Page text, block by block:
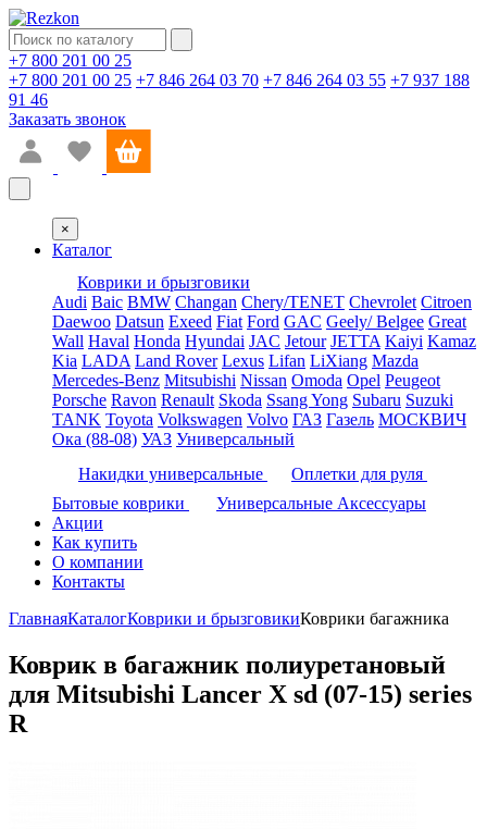
+7 800 201 00 25
+7 800 201 00 25 +7 846 264 03 70 +7 846 264 03 55 +7 937 188
91 46
Заказать звонок
×
Каталог
Коврики и брызговики
Audi Baic BMW Changan Chery/TENET Chevrolet Citroen
Daewoo Datsun Exeed Fiat Ford GAC Geely/ Belgee Great
Wall Haval Honda Hyundai JAC Jetour JETTA Kaiyi Kamaz
Kia LADA Land Rover Lexus Lifan LiXiang Mazda
Mercedes-Benz Mitsubishi Nissan Omoda Opel Peugeot
Porsche Ravon Renault Skoda Ssang Yong Subaru Suzuki
TANK Toyota Volkswagen Volvo ГАЗ Газель МОСКВИЧ
Ока (88-08) УАЗ Универсальный
Накидки универсальные
Оплетки для руля
Бытовые коврики
Универсальные Аксессуары
Акции
Как купить
О компании
Контакты
ГлавнаяКаталогКоврики и брызговикиКоврики багажника
Коврик в багажник полиуретановый
для Mitsubishi Lancer Х sd (07-15) series
R